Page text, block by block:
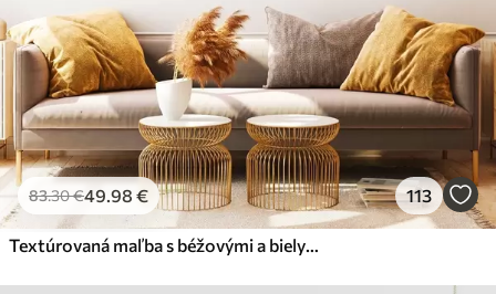
83.30€49.98 € 113
Textúrovaná maľba s béžovými a bielymi tvarmi